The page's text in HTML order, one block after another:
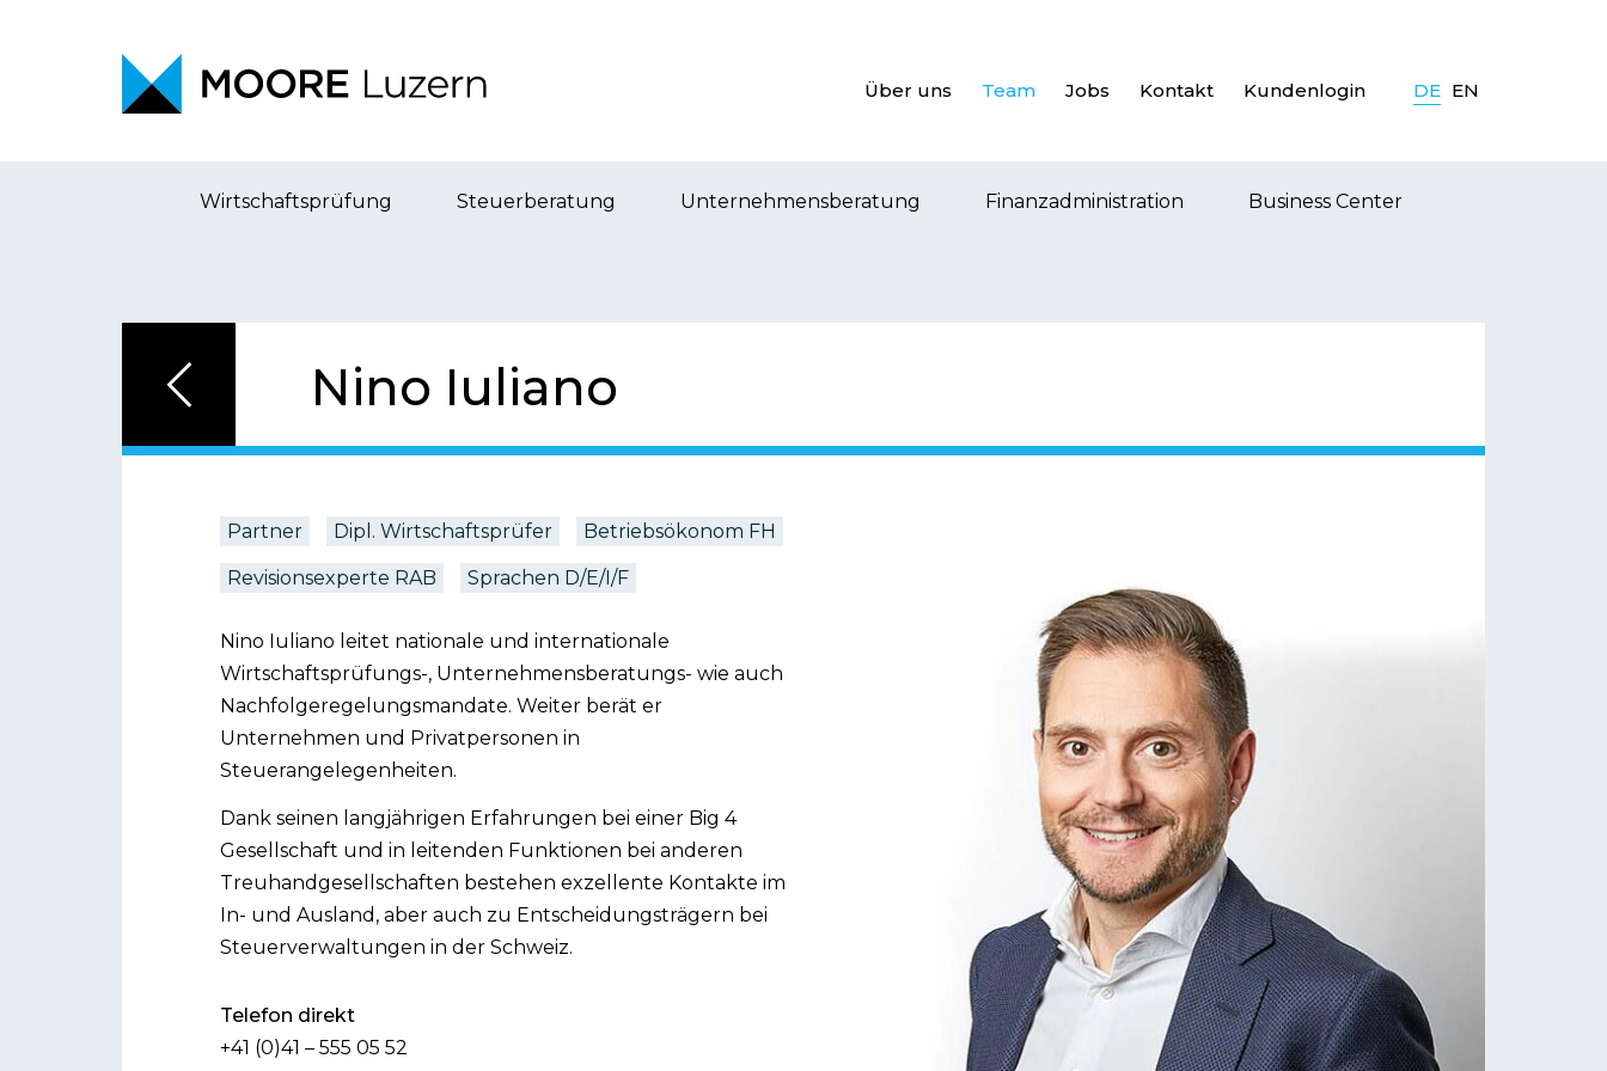
Wirtschaftsprüfung Steuerberatung Unternehmensberatung Finanzadministration Business Center
Über uns Team Jobs Kontakt Kundenlogin DE EN
Nino Iuliano
Partner Dipl. Wirtschaftsprüfer Betriebsökonom FH
Revisionsexperte RAB Sprachen D/E/I/F
Nino Iuliano leitet nationale und internationale
Wirtschaftsprüfungs-, Unternehmensberatungs- wie auch
Nachfolgeregelungsmandate. Weiter berät er
Unternehmen und Privatpersonen in
Steuerangelegenheiten.
Dank seinen langjährigen Erfahrungen bei einer Big 4
Gesellschaft und in leitenden Funktionen bei anderen
Treuhandgesellschaften bestehen exzellente Kontakte im
In- und Ausland, aber auch zu Entscheidungsträgern bei
Steuerverwaltungen in der Schweiz.
Telefon direkt
+41 (0)41 – 555 05 52